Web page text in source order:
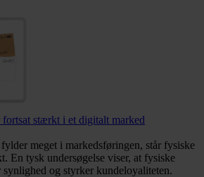
fortsat stærkt i et digitalt marked
meget i markedsføringen, står fysiske
En tysk undersøgelse viser, at fysiske
synlighed og styrker kundeloyaliteten.